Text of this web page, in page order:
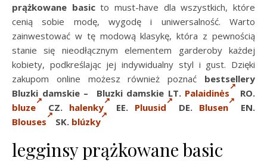
prążkowane basicto must-have dla wszystkich, które
cenią sobie modę, wygodę i uniwersalność. Warto
zainwestować w tę modową klasykę, która z pewnością
stanie się nieodłącznym elementem garderoby każdej
kobiety, podkreślając jej indywidualny styl i gust. Dzięki
zakupom online możesz również poznać bestsellery
Bluzki damskie – Bluzki damskie LT. Palaidinės
RO.
bluze
CZ. halenky EE. Pluusid DE. Blusen
EN.
Blouses
SK. blúzky
legginsy prążkowane basic